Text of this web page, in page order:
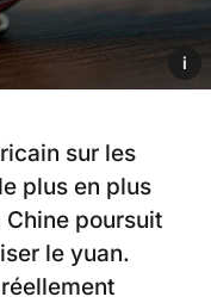
i
sur les
plus en plus
Chine poursuit
le yuan.